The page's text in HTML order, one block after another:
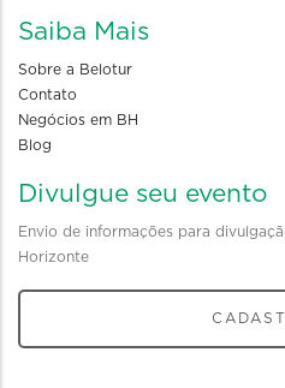
Saiba Mais
Sobre a Belotur
Contato
Negócios em BH
Blog
Divulgue seu evento
Envio de informações para
Horizonte